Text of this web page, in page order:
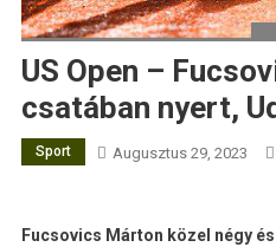
US Open –
csatában nyert,
Sport Augusztus 29, 2023
Fucsovics Márton közel négy